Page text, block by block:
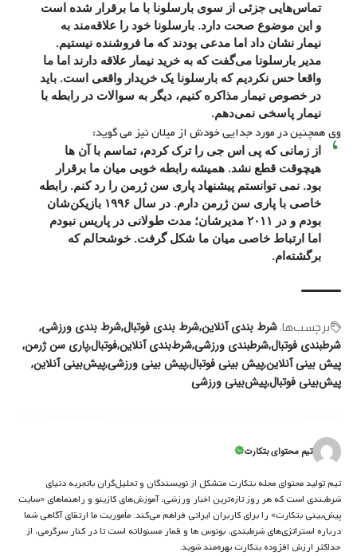
تماس‌هایی جزئی از سوی بارسلونا با ما برقرار شده است
و این موضوع صحت دارد. بارسلونا خود را علاقه‌مند به
نیمار نشان داد اما مدعی بودند که ما فروشنده نیستیم.
مدیر بارسلونا می‌گفت که به خرید نیمار علاقه دارند اما ما
واقعا حس نکردیم که بارسلونا یک خریدار واقعی است. باید
در خصوص نیمار مذاکره کنیم، دیگر به سوالات در رابطه با
نیمار پاسخی نمی‌دهم.
وی همچنین در مورد جدایی خودش از میلان نیز می گوید:
از زمانی که پی اس جی را ترک کردم، تماسم با آن ها
هیچوقت قطع نشد. همیشه رابطه خوبی میان ما برقرار
بود. نمی توانستم پیشنهاد پاری سن ژرمن را رد کنم. رابطه
خاصی با پاری سن ژرمن دارم. در سال ۱۹۹۶ بازیکن‌شان
بودم و در ۲۰۱۱ مدیرشان؛ مدت طولانی در پاریس نبودم
اما ارتباط خاصی میان ما شکل گرفت. خوشحالم که
برگشته‌ام.
برچسب‌‌ها: شرط بندی آنلاینشرط بندی فوتبالشرط بندی ورزشی
شرطبندی فوتبالشرطبندی ورزشیشرط‌بندی آنلاینفوتبالپاری سن ژرمن
پیش بینی آنلاینپیش بینی فوتبالپیش بینی ورزشیپیش‌بینی آنلاین
پیش‌بینی فوتبالپیش‌بینی ورزشی
تیم محتوای بتکارت
تیم تولید محتوای مجله بتکارت متشکل از نویسندگان و تحلیل‌گران باتجربه دنیای
شرط‌بندی است که هر روز تازه‌ترین اخبار ورزشی، آموزش‌های کازینو و راهنماهای «سایت
پیش‌بینی بتکارت» را برای کاربران ایرانی فراهم می‌کند. مأموریت ما ارتقای آگاهی شما
درباره استراتژی‌های شرطبندی، بونوس ها و قمار مسئولانه است تا در کنار سرگرمی، از
حداکثر ارزش افزوده بتکارت بهره‌مند شوید.